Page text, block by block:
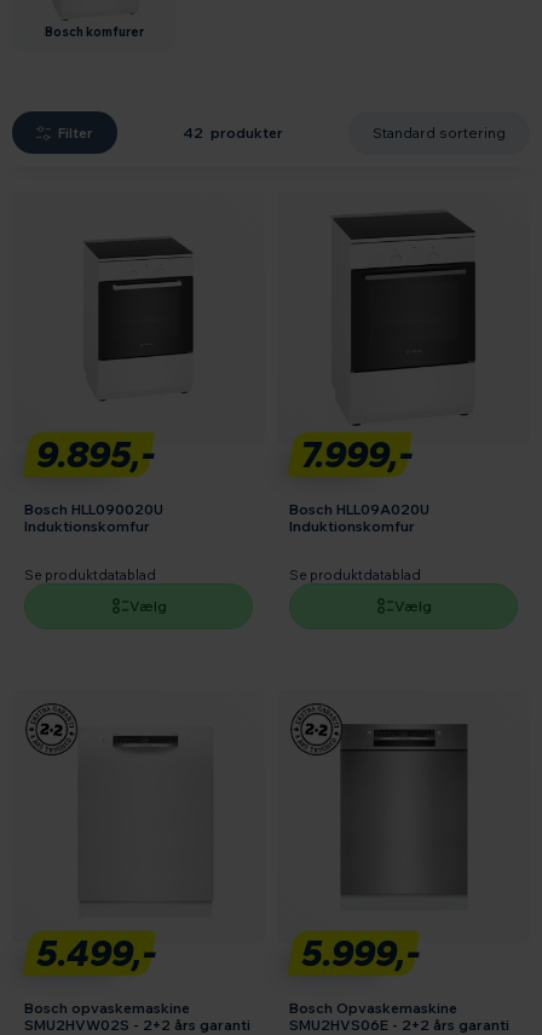
bosch komfurer
Filter 42 produkter
9.895,-
Bosch HLL090020U
Induktionskomfur
Se produktdatablad
Vælg
7.999,-
Bosch HLL09A020U
Induktionskomfur
Se produktdatablad
Vælg
5.499,-
Bosch opvaskemaskine
SMU2HVW02S - 2+2 års garanti
5.999,-
Bosch Opvaskemaskine
SMU2HVS06E - 2+2 års garanti